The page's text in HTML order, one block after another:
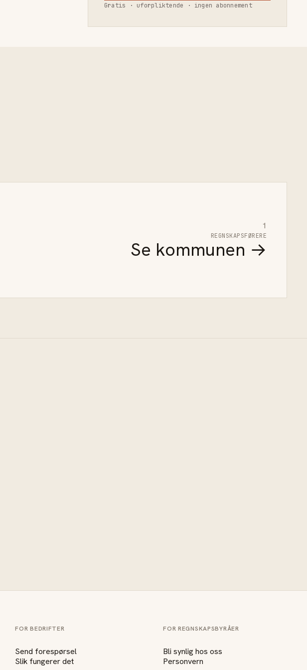
Gratis · uforpliktende · ingen abonnement
1
REGNSKAPSFØRERE
Se kommunen →
FOR BEDRIFTER
Send forespørsel
Slik fungerer det
FOR REGNSKAPSBYRÅER
Bli synlig hos oss
Personvern